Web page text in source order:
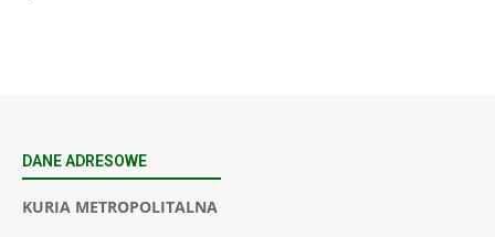
DANE ADRESOWE
KURIA METROPOLITALNA